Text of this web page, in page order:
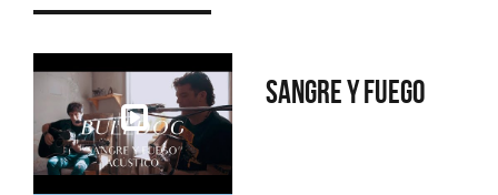
Sangre y fuego